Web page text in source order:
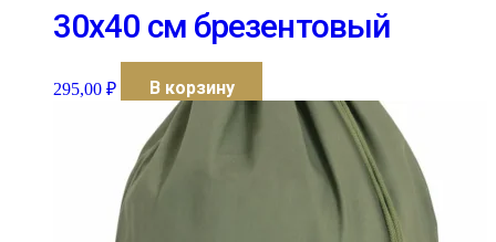
30х40 см брезентовый
295,00 ₽ В корзину